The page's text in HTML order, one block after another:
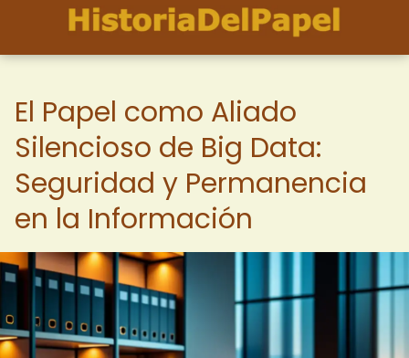
El Papel como Aliado
Silencioso de Big Data:
Seguridad y Permanencia
en la Información